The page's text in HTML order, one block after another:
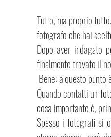
Tutto, ma proprio
fotografo che hai
Dopo aver indagato
finalmente trovato il
Bene: a questo punto
Quando contatti un
cosa importante è,
Spesso i fotografi si